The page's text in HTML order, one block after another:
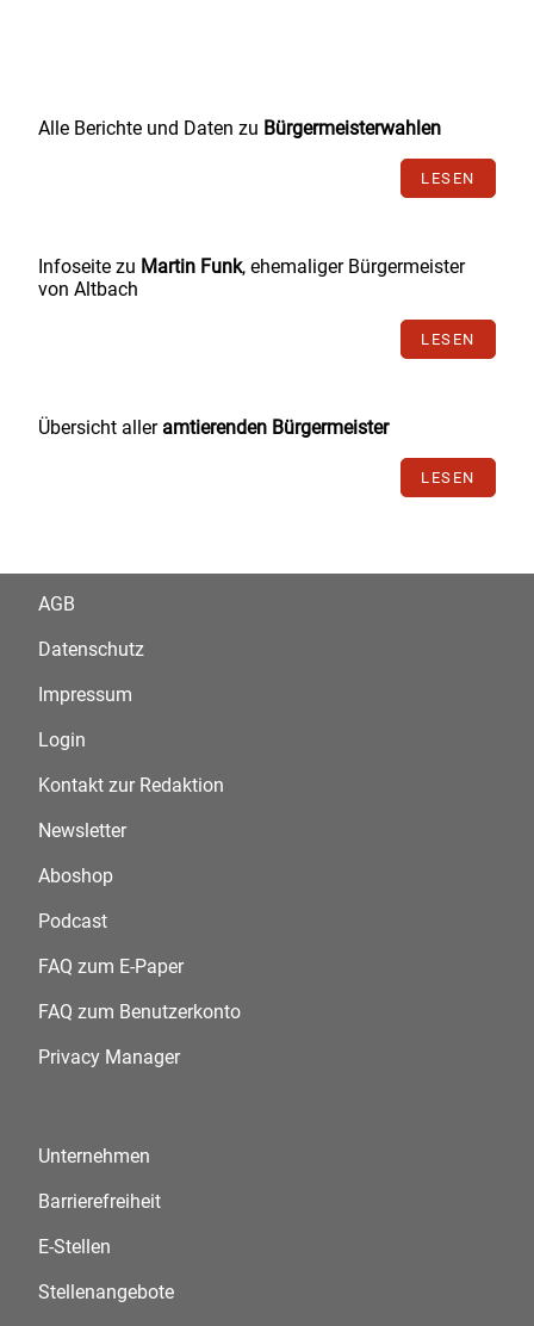
Alle Berichte und Daten zu Bürgermeisterwahlen
LESEN
Infoseite zu Martin Funk, ehemaliger Bürgermeister
von Altbach
LESEN
Übersicht aller amtierenden Bürgermeister
LESEN
AGB
Datenschutz
Impressum
Login
Kontakt zur Redaktion
Newsletter
Aboshop
Podcast
FAQ zum E-Paper
FAQ zum Benutzerkonto
Privacy Manager
Unternehmen
Barrierefreiheit
E-Stellen
Stellenangebote